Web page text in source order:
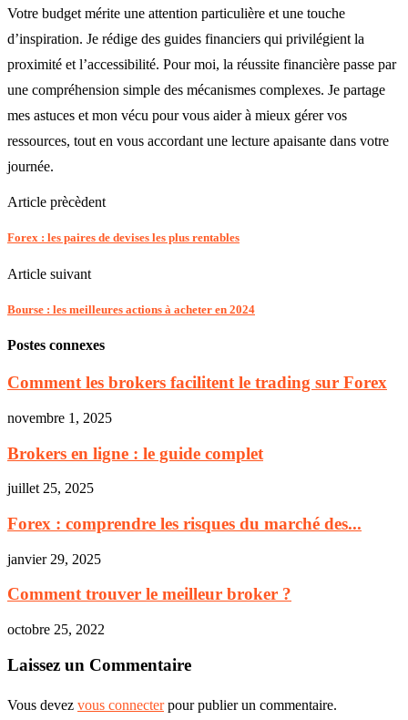
Votre budget mérite une attention particulière et une touche
d’inspiration. Je rédige des guides financiers qui privilégient la
proximité et l’accessibilité. Pour moi, la réussite financière passe par
une compréhension simple des mécanismes complexes. Je partage
mes astuces et mon vécu pour vous aider à mieux gérer vos
ressources, tout en vous accordant une lecture apaisante dans votre
journée.
Article prècèdent
Forex : les paires de devises les plus rentables
Article suivant
Bourse : les meilleures actions à acheter en 2024
Postes connexes
Comment les brokers facilitent le trading sur Forex
novembre 1, 2025
Brokers en ligne : le guide complet
juillet 25, 2025
Forex : comprendre les risques du marché des...
janvier 29, 2025
Comment trouver le meilleur broker ?
octobre 25, 2022
Laissez un Commentaire
Vous devez vous connecterpour publier un commentaire.